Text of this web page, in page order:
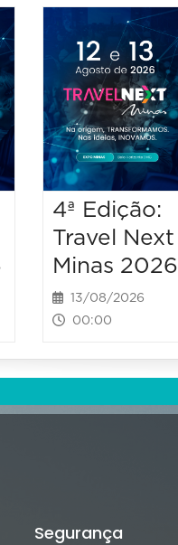
4ª Edição:
Travel Next
Minas 2026
13/08/2026
00:00
Segurança